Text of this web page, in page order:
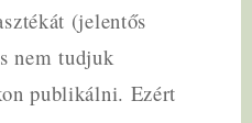
(jelentős
nem tudjuk
publikálni. Ezért